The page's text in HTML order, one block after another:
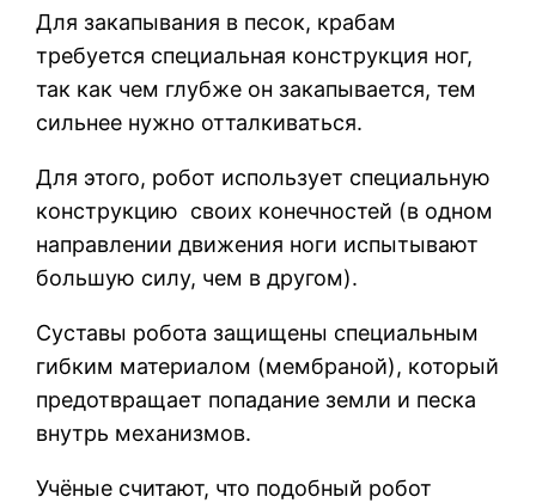
Для закапывания в песок, крабам
требуется специальная конструкция ног,
так как чем глубже он закапывается, тем
сильнее нужно отталкиваться.
Для этого, робот использует специальную
конструкцию своих конечностей (в одном
направлении движения ноги испытывают
большую силу, чем в другом).
Суставы робота защищены специальным
гибким материалом (мембраной), который
предотвращает попадание земли и песка
внутрь механизмов.
Учёные считают, что подобный робот